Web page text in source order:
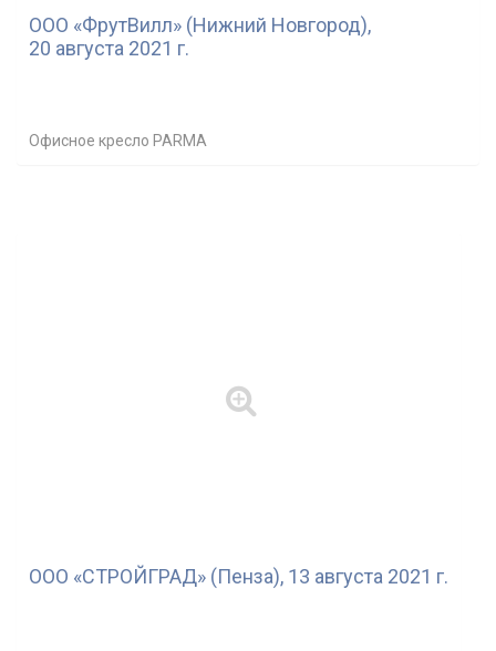
ООО «ФрутВилл» (Нижний Новгород),
20 августа 2021 г.
Офисное кресло PARMA
ООО «СТРОЙГРАД» (Пенза), 13 августа 2021 г.